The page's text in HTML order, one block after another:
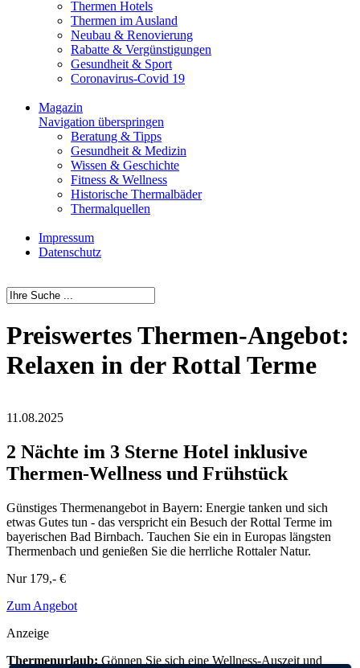
Thermen Hotels
Thermen im Ausland
Neubau & Renovierung
Rabatte & Vergünstigungen
Gesundheit & Sport
Coronavirus-Covid 19
Magazin
Navigation überspringen
Beratung & Tipps
Gesundheit & Medizin
Wissen & Geschichte
Fitness & Wellness
Historische Thermalbäder
Thermalquellen
Impressum
Datenschutz
Preiswertes Thermen-Angebot:
Relaxen in der Rottal Terme
11.08.2025
2 Nächte im 3 Sterne Hotel inklusive
Thermen-Wellness und Frühstück
Günstiges Thermenangebot in Bayern: Energie tanken und sich
etwas Gutes tun - das verspricht ein Besuch der Rottal Terme im
bayerischen Bad Birnbach. Tauchen Sie ein in Europas längsten
Thermenbach und genießen Sie die herrliche Rottaler Natur.
Nur 179,- €
Zum Angebot
Anzeige
Thermenurlaub: Gönnen Sie sich eine Wellness-Auszeit und